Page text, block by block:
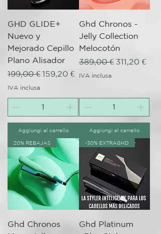
GHD GLIDE+
Nuevo y
Mejorado Cepillo
Plano Alisador
Prezzo regolare
199,00 € Prezzo scontato
159,20 €
IVA inclusa
Aggiungi al carrello
Ghd Chronos -
Jelly Collection
Melocotón
Prezzo regolare
389,00 € Prezzo
311,20 €
IVA inclusa
Aggiungi al carrello
20% REBAJAS
Ghd Chronos
-30% EXTRAGHD
Ghd Platinum